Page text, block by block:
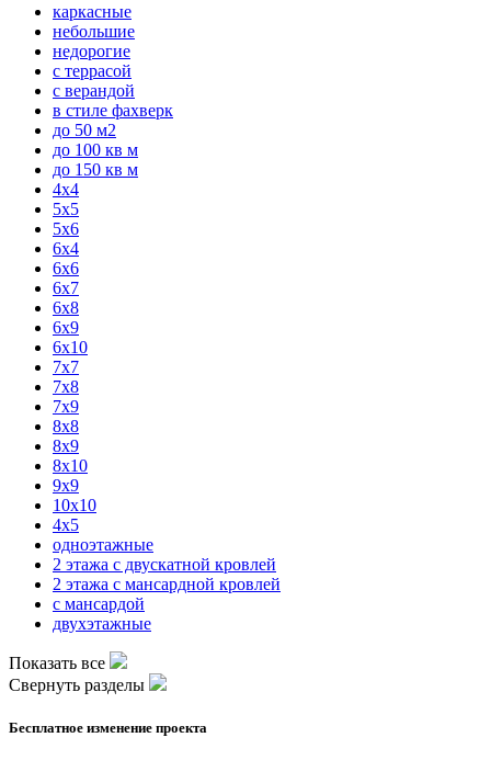
каркасные
небольшие
недорогие
с террасой
с верандой
в стиле фахверк
до 50 м2
до 100 кв м
до 150 кв м
4x4
5x5
5x6
6x4
6x6
6x7
6x8
6x9
6x10
7x7
7x8
7x9
8x8
8x9
8x10
9x9
10x10
4x5
одноэтажные
2 этажа с двускатной кровлей
2 этажа с мансардной кровлей
с мансардой
двухэтажные
Показать все
Свернуть разделы
Бесплатное изменение проекта